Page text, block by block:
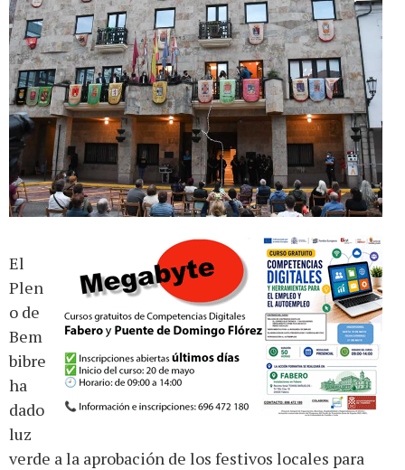
El
Plen
o de
Bem
bibre
ha
dado
luz
verde a la aprobación de los festivos locales para